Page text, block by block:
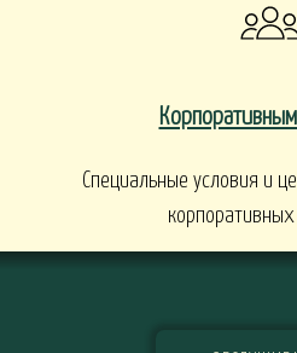
Специальные условия и